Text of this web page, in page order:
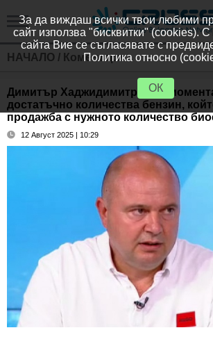
НАЧАЛО / Коментари
Димитър Хаджидимитров: В
достатъчно количества бензин,
продажба с нужното количество
12 Август 2025 | 10:29
За да виждаш всички твои любими
сайт използва "бисквитки" (cookies). С
сайта Вие се съгласявате с
Политика относно
ОК